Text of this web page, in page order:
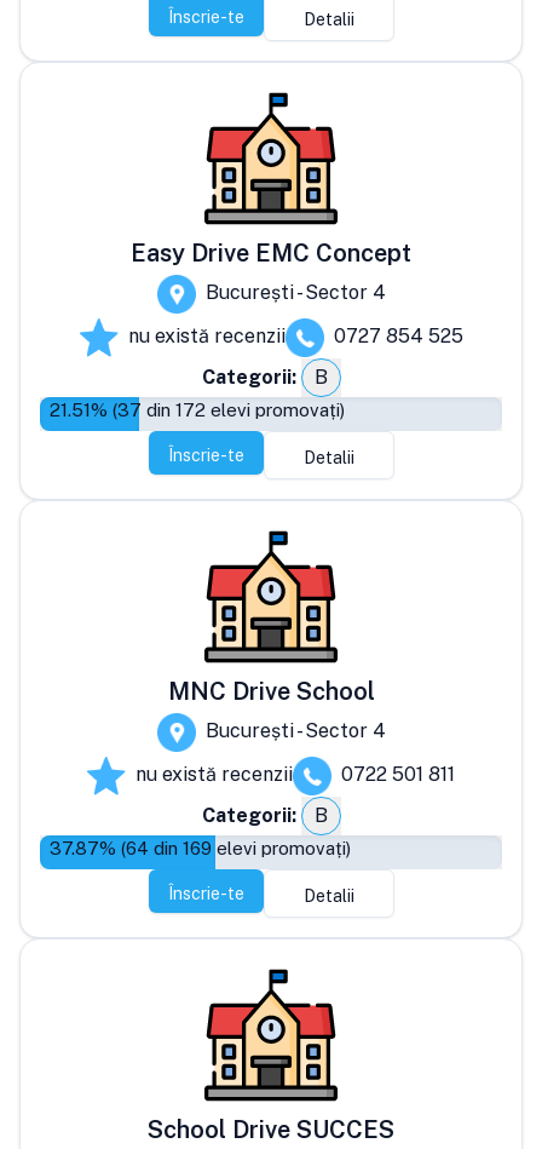
Înscrie-te Detalii
Easy Drive EMC Concept
București - Sector 4
nu există recenzii
0727 854 525
Categorii:
B
21.51% (37 din 172 elevi promovați)
Înscrie-te Detalii
MNC Drive School
București - Sector 4
nu există recenzii
0722 501 811
Categorii:
B
37.87% (64 din 169 elevi promovați)
Înscrie-te Detalii
School Drive SUCCES